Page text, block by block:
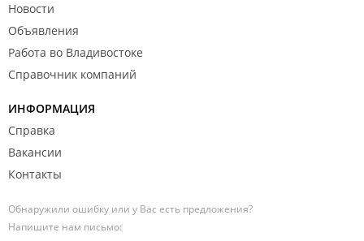
Новости
Объявления
Работа во Владивостоке
Справочник компаний
ИНФОРМАЦИЯ
Справка
Вакансии
Контакты
Обнаружили ошибку или у Вас есть предложения?
Напишите нам письмо: